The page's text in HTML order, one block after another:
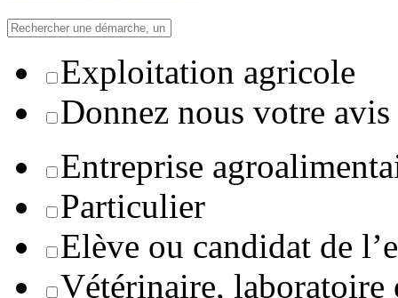
Exploitation agricole
Donnez nous votre avis
Entreprise
Particulier
Elève ou candidat de
Vétérinaire, laboratoire